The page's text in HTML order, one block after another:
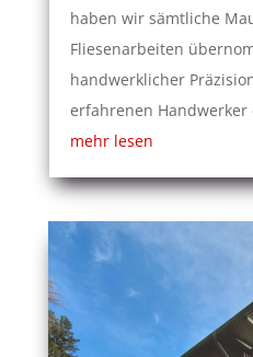
haben wir sämtliche
Fliesenarbeiten
handwerklicher
erfahrenen Handwerker
mehr lesen